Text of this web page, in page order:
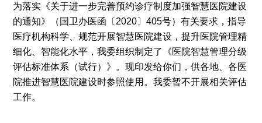
为落实《关于进一步完善预约诊疗制度加强智慧医院建设
的通知》（国卫办医函〔2020〕405号）有关要求，指导
医疗机构科学、规范开展智慧医院建设，提升医院管理精
细化、智能化水平，我委组织制定了《医院智慧管理分级
评估标准体系（试行）》。现印发给你们，供各地、各医
院推进智慧医院建设时参照使用。我委暂不开展相关评估
工作。